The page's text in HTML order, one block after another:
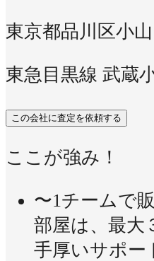
東京都品川区小
東急目黒線 武蔵
この会社に査定を依頼する
ここが強み！
〜1チームで
部屋は、最
手厚いサポー